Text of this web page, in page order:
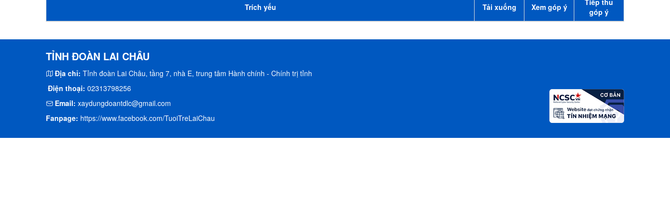
Trích yếu Tải xuống Xem góp ý
Tiếp thu
góp ý
TỈNH ĐOÀN LAI CHÂU
Địa chỉ: Tỉnh đoàn Lai Châu, tầng 7, nhà E, trung tâm Hành chính - Chính trị tỉnh
Điện thoại: 02313798256
Email: xaydungdoantdlc@gmail.com
Fanpage: https://www.facebook.com/TuoiTreLaiChau